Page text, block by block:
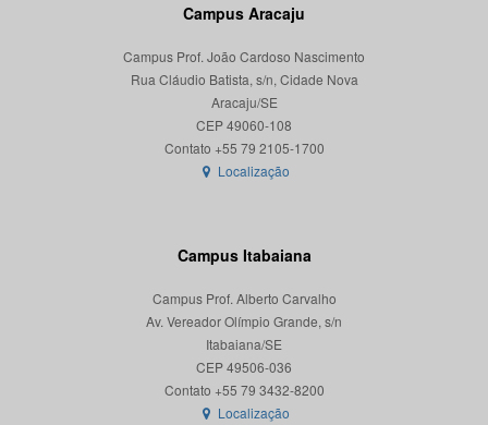
Campus Aracaju
Campus Prof. João Cardoso Nascimento
Rua Cláudio Batista, s/n, Cidade Nova
Aracaju/SE
CEP 49060-108
Localização
Campus Itabaiana
Campus Prof. Alberto Carvalho
Av. Vereador Olímpio Grande, s/n
Itabaiana/SE
CEP 49506-036
Localização